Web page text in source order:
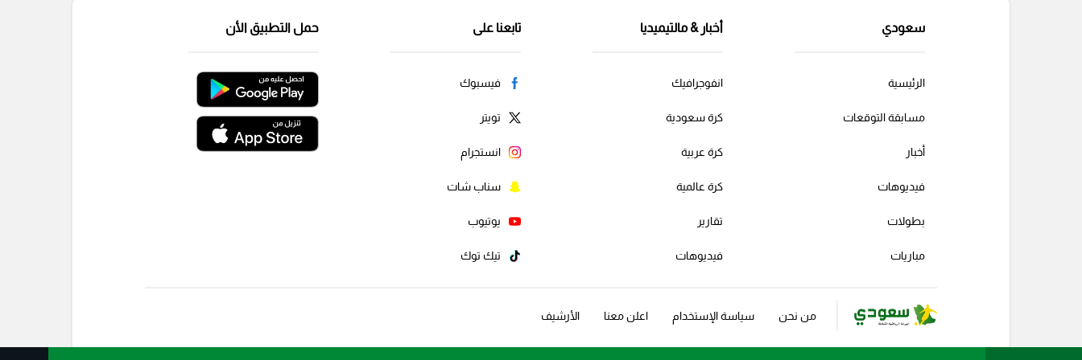
سعودي
الرئيسية
مسابقة التوقعات
أخبار
فيديوهات
بطولات
مباريات
أخبار & مالتيميديا
انفوجرافيك
كرة سعودية
كرة عربية
كرة عالمية
تقارير
فيديوهات
تابعنا على
فيسبوك
تويتر
انستجرام
سناب شات
يوتيوب
تيك توك
حمل التطبيق الأن
من نحن سياسة الإستخدام اعلن معنا الأرشيف